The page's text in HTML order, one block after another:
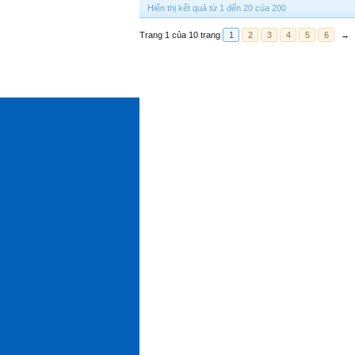
Hiển thị kết quả từ 1 đến 20 của 200
Trang 1 của 10 trang 1 2 3 4 5 6 →